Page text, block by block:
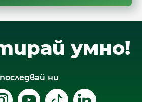
умно!
последвай ни